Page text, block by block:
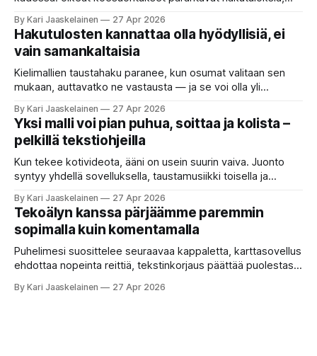
etsimässä verkosta apuria, joka hoitaisi puolestasi arjen
askareita: täyttäisi lomakkeen, järjestäisi matkasuunnitelman
tai seulisi pitkän asiakirjakasan ydinkohdat. Vastassa on
valikoima, joka muistuttaa sovelluskauppaa steroideilla.
Jokainen ”tekoälyagentti” lupaa paljon
By Kari Jaaskelainen 27 Apr 2026
Hakutulosten kannattaa olla hyödyllisiä, ei
vain samankaltaisia
Kielimallien taustahaku paranee, kun osumat valitaan sen
mukaan, auttavatko ne vastausta — ja se voi olla yli
että kysyt työpaikan chat-robotilta: “Mitä viime kuun
kokouspäiväkirjassa päätettiin etätyöpäivistä?” Robotti
selaa arkistoja ja poimii sinulle pätkän, jossa toistellaan, mitä
etätyö tarkoittaa. Teksti on aiheeltaan lähellä kysymystä,
By Kari Jaaskelainen 27 Apr 2026
Yksi malli voi pian puhua, soittaa ja kolista –
pelkillä tekstiohjeilla
Kun tekee kotivideota, ääni on usein suurin vaiva. Juonto
syntyy yhdellä sovelluksella, taustamusiikki toisella ja
erilaisia komentoja, eikä mikään niistä oikein “puhu”
toistensa kanssa. Lopputulos on pienen palapelityön tulos.
Vuosia on ajateltu, että näin tämän kuuluukin mennä. Puhe
on sanoja ja lauseita – hyvin jäsenneltyä.
By Kari Jaaskelainen 27 Apr 2026
Tekoälyn kanssa pärjäämme paremmin
sopimalla kuin komentamalla
Puhelimesi suosittelee seuraavaa kappaletta, karttasovellus
ehdottaa nopeinta reittiä, tekstinkorjaus päättää puolestasi,
tottelee sinua sokeasti. Useammin huomaat itse
By Kari Jaaskelainen 27 Apr 2026